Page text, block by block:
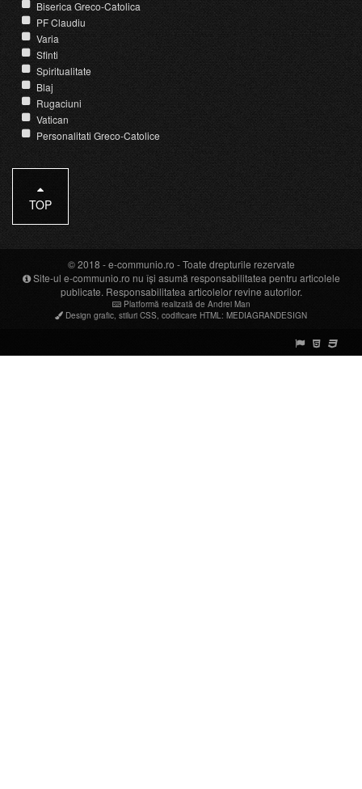
Biserica Greco-Catolica
PF Claudiu
Varia
Sfinti
Spiritualitate
Blaj
Rugaciuni
Vatican
Personalitati Greco-Catolice
TOP
© 2018 -e-communio.ro - Toate drepturile rezervate
Site-ul e-communio.ro nu își asumă responsabilitatea pentru articolele
publicate. Responsabilitatea articolelor revine autorilor.
Platformă realizată de Andrei Man
Design grafic stiluri CSS codificare HTML : MEDIAGRANDESIGN